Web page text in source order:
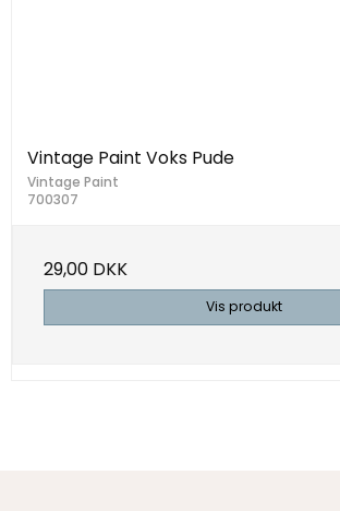
Vintage Paint Voks Pude
Vintage Paint
700307
29,00 DKK
Vis produkt